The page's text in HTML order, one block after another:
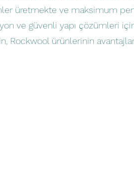
üretmekte ve maksimum
ve güvenli yapı çözümleri
Rockwool ürünlerinin